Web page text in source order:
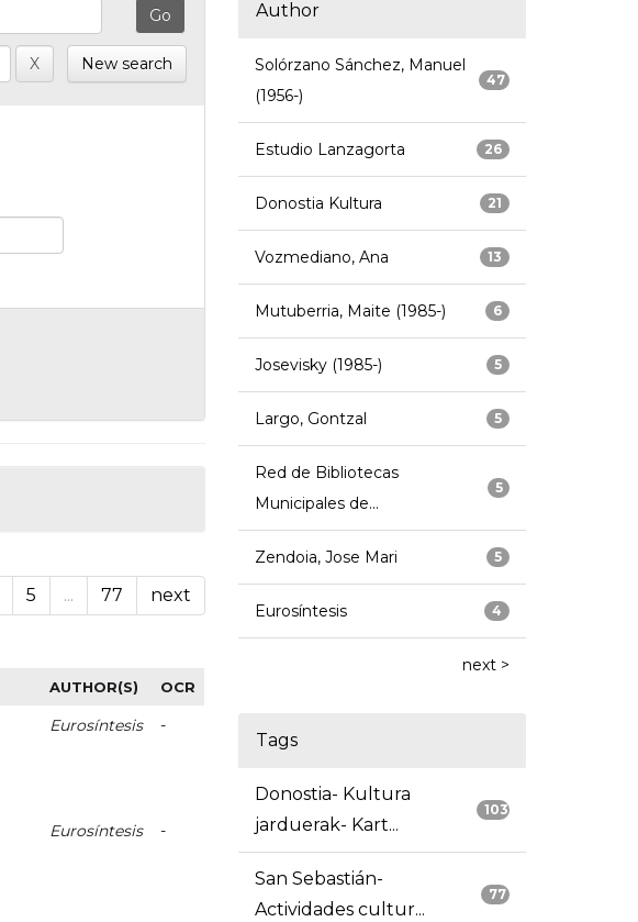
New search
5 ... 77 next
AUTHOR(S) OCR
Eurosíntesis -
Eurosíntesis -
Author
47
Solórzano Sánchez, Manuel
(1956-)
26
Estudio Lanzagorta
21
Donostia Kultura
13
Vozmediano, Ana
6
Mutuberria, Maite (1985-)
5
Josevisky (1985-)
5
Largo, Gontzal
5
Red de Bibliotecas
Municipales de...
5
Zendoia, Jose Mari
4
Eurosíntesis
next >
Tags
103
Donostia- Kultura
jarduerak- Kart...
77
San Sebastián-
Actividades cultur...